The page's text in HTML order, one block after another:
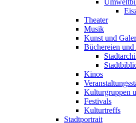
Theater
Musik
Kunst und
Büchereien
Kinos
Kulturgruppen
Festivals
Kulturtreffs
Stadtportrait